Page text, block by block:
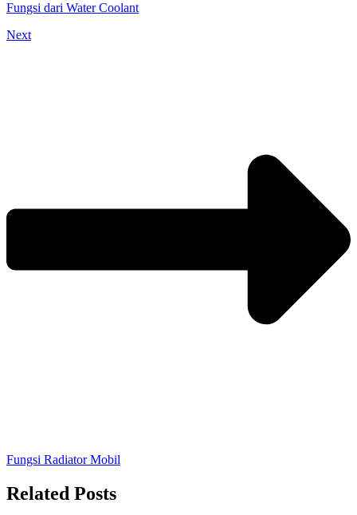
Fungsi dari Water Coolant
Next
Fungsi Radiator Mobil
Related Posts